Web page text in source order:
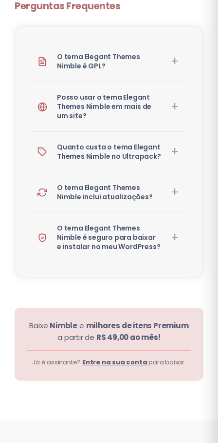
Perguntas Frequentes
O tema Elegant Themes
Nimble é GPL?
Posso usar o tema Elegant
Themes Nimble em mais de
um site?
Quanto custa o tema Elegant
Themes Nimble no Ultrapack?
O tema Elegant Themes
Nimble inclui atualizações?
O tema Elegant Themes
Nimble é seguro para baixar
e instalar no meu WordPress?
Baixe Nimblee milhares de itens Premium
a partir de R$ 49,00 ao mês!
Já é assinante? Entre na sua contapara baixar.